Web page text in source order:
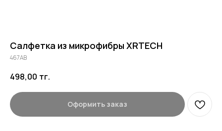
Салфетка из микрофибры XRTECH
467AB
498,00 тг.
Оформить заказ